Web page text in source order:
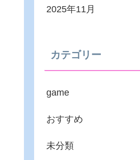
2025年11月
カテゴリー
game
おすすめ
未分類